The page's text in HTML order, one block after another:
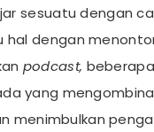
sesuatu dengan
dengan
podcast,
yang
menimbulkan